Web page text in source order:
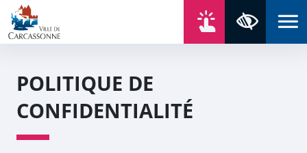
Aller au contenu
Aller au menu
Aller au plan du site
Aller à la recherche
POLITIQUE DE
CONFIDENTIALITÉ
Panneau de gestion des cookies